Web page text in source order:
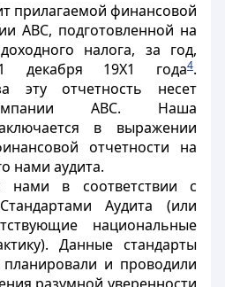
прилагаемой финансовой
ABC, подготовленной на
налога, за год,
декабря 19X1 года4.
эту отчетность несет
ABC. Наша
в выражении
отчетности на
нами аудита.
нами в соответствии с
Аудита (или
национальные
Данные стандарты
и проводили